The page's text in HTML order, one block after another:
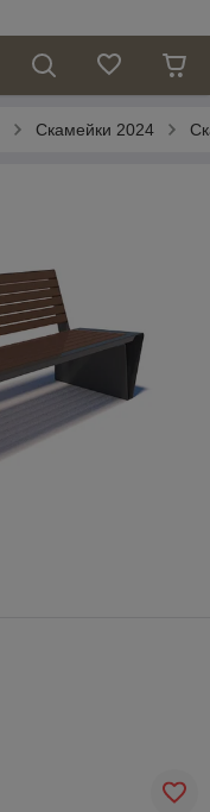
Скамейки 2024